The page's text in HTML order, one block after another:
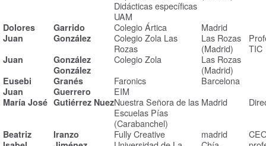
Didácticas específicas
UAM
Dolores Garrido Colegio Ártica Madrid
Juan González
Colegio Zola Las
Rozas
Las Rozas
(Madrid)
TIC
Juan
González
González
Colegio Zola
Las Rozas
(Madrid)
Eusebi Granés Faronics Barcelona
Juan Guerrero EIM
María José Gutiérrez NuezNuestra Señora de las
Escuelas Pías
(Carabanchel)
Madrid
Beatriz Iranzo Fully Creative madrid